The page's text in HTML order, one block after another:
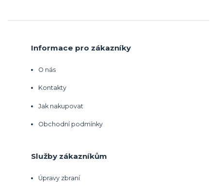
Informace pro zákazníky
O nás
Kontakty
Jak nakupovat
Obchodní podmínky
Služby zákazníkům
Úpravy zbraní